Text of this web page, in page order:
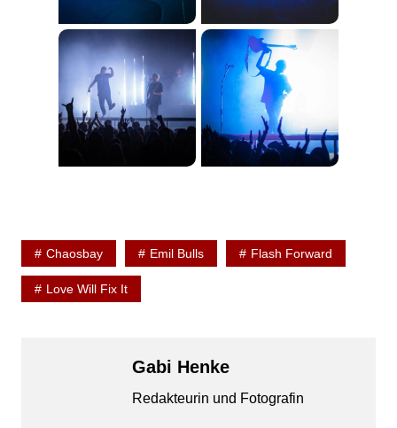
Chaosbay Emil Bulls Flash Forward
Love Will Fix It
Gabi Henke
Redakteurin und Fotografin